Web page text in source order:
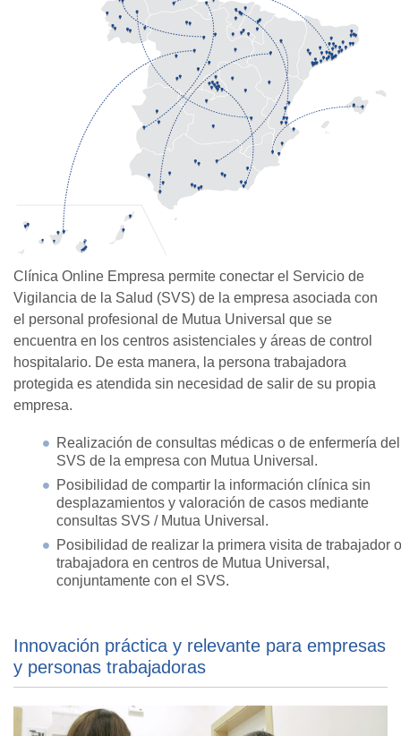
Clínica Online Empresa permite conectar el Servicio de
Vigilancia de la Salud (SVS) de la empresa asociada con
el personal profesional de Mutua Universal que se
encuentra en los centros asistenciales y áreas de control
hospitalario. De esta manera, la persona trabajadora
protegida es atendida sin necesidad de salir de su propia
empresa.
Realización de consultas médicas o de enfermería del
SVS de la empresa con Mutua Universal.
Posibilidad de compartir la información clínica sin
desplazamientos y valoración de casos mediante
consultas SVS / Mutua Universal.
Posibilidad de realizar la primera visita de trabajador o
trabajadora en centros de Mutua Universal,
conjuntamente con el SVS.
Innovación práctica y relevante para empresas
y personas trabajadoras